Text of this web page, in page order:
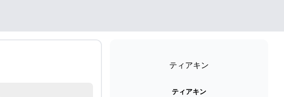
ティアキン
ティアキン